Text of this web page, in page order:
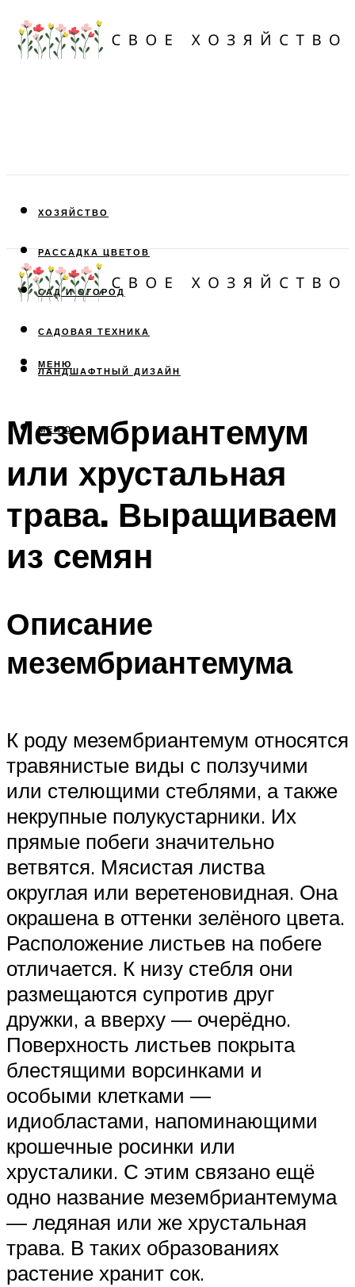
ХОЗЯЙСТВО
РАССАДКА ЦВЕТОВ
САД И ОГОРОД
САДОВАЯ ТЕХНИКА
ЛАНДШАФТНЫЙ ДИЗАЙН
МЕНЮ
МЕНЮ
Мезембриантемум
или хрустальная
трава. Выращиваем
из семян
Описание
мезембриантемума
К роду мезембриантемум относятся
травянистые виды с ползучими
или стелющими стеблями, а также
некрупные полукустарники. Их
прямые побеги значительно
ветвятся. Мясистая листва
округлая или веретеновидная. Она
окрашена в оттенки зелёного цвета.
Расположение листьев на побеге
отличается. К низу стебля они
размещаются супротив друг
дружки, а вверху — очерёдно.
Поверхность листьев покрыта
блестящими ворсинками и
особыми клетками —
идиобластами, напоминающими
крошечные росинки или
хрусталики. С этим связано ещё
одно название мезембриантемума
— ледяная или же хрустальная
трава. В таких образованиях
растение хранит сок.